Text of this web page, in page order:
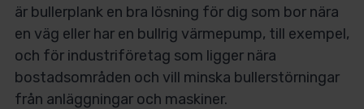
är bullerplank en bra lösning för dig som bor nära
en väg eller har en bullrig värmepump, till exempel,
och för industriföretag som ligger nära
bostadsområden och vill minska bullerstörningar
från anläggningar och maskiner.